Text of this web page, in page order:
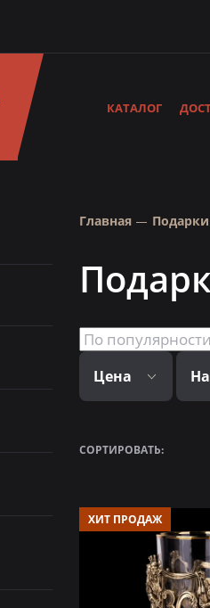
КАТАЛОГ
Главная
Цена
СОРТИРОВАТЬ:
ХИТ ПРОДАЖ